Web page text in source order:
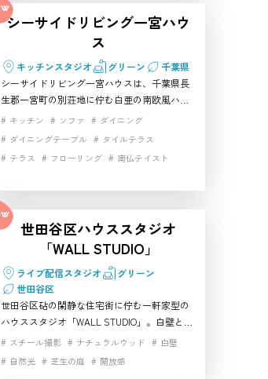
おり、渋谷区で自然光や生活シーンを活かし
た撮影に使いやすい空間です。 公園・屋外の
ハウススタジオ・レンタルスタジオです
シーサイドリビング一宮ハウ
ス
キッチンスタジオ グリーン
千葉県
シーサイドリビング一宮ハウスは、千葉県長
生郡一宮町の別荘地に佇む白亜の南欧風ハウ
ススタジオです。天井高5mの大型リビング、
スや広いガーデンを備え、企業広告・CM・商
す。リゾート感のある撮影スタジオを探す制
作チームにおすすめです。公園・屋外のハウ
ススタジオ・レンタルスタジオです
キッチン ソファ
ダイニング
ダイニングテーブル
タイルテラス
テラス
フローリング
南仏テイスト
白壁
開放感
高速インターネット
世田谷区ハウススタジオ
「WALL STUDIO」
ライブ配信スタジオ
グリーン
世田谷区
世田谷区砧の閑静な住宅街に佇む一軒家型の
ハウススタジオ「WALL STUDIO」。白壁と天
然芝の庭、自然光が差し込むナチュラルな室
内が特徴の世田谷 レンタルスタジオです。ス
スチール撮影 ナチュラルウッド
白壁
自然光
芝生の庭 開放感